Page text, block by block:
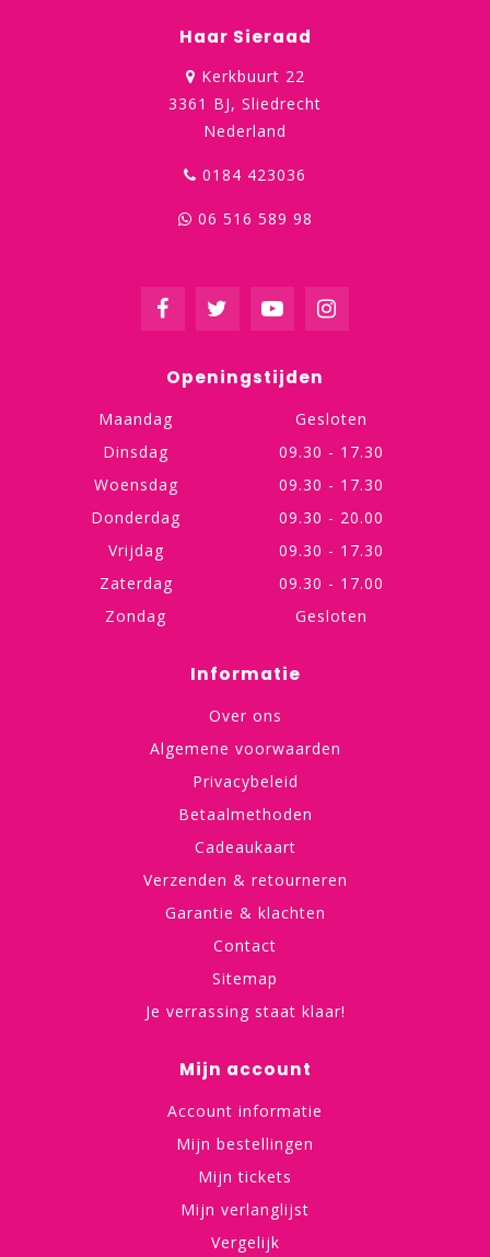
Haar Sieraad
Kerkbuurt 22
3361 BJ, Sliedrecht
Nederland
0184 423036
06 516 589 98
Openingstijden
Maandag
Gesloten
Dinsdag
09.30 - 17.30
Woensdag
09.30 - 17.30
Donderdag
09.30 - 20.00
Vrijdag
09.30 - 17.30
Zaterdag
09.30 - 17.00
Zondag
Gesloten
Informatie
Over ons
Algemene voorwaarden
Privacybeleid
Betaalmethoden
Cadeaukaart
Verzenden & retourneren
Garantie & klachten
Contact
Sitemap
Je verrassing staat klaar!
Mijn account
Account informatie
Mijn bestellingen
Mijn tickets
Mijn verlanglijst
Vergelijk